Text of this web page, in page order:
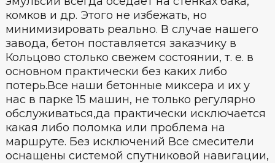
комков и др. Этого не избежать, но
минимизировать реально. В случае нашего
завода, бетон поставляется заказчику в
Кольцово столько свежем состоянии, т. е. в
основном практически без каких либо
потерь.Все наши бетонные миксера и их у
нас в парке 15 машин, не только регулярно
обслуживаться,да практически исключается
какая либо поломка или проблема на
маршруте. Без исключений Все смесители
оснащены системой спутниковой навигации,